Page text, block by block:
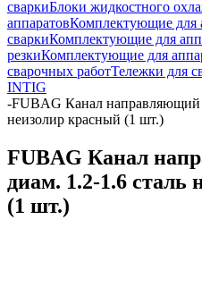
сваркиБлоки жидкостного
аппаратовКомплектующие
сваркиКомплектующие для
резкиКомплектующие для
сварочных работТележки для
INTIG
-FUBAG Канал направляющий
неизолир красный (1 шт.)
FUBAG Канал
диам. 1.2-1.6 сталь
(1 шт.)